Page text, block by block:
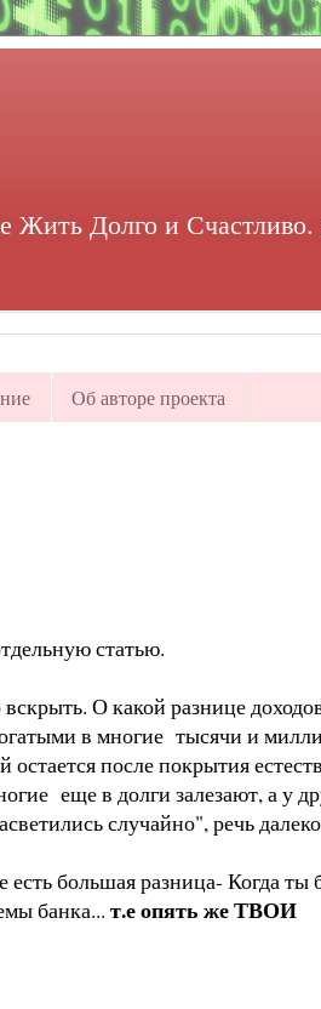
Жить Долго и
Об авторе проекта
статью.
О какой разнице
в многие тысячи и
остается после покрытия
еще в долги залезают, а у
случайно", речь
большая разница- Когда
банка... т.е опять же ТВОИ